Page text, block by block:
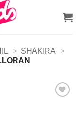
> SHAKIRA
>